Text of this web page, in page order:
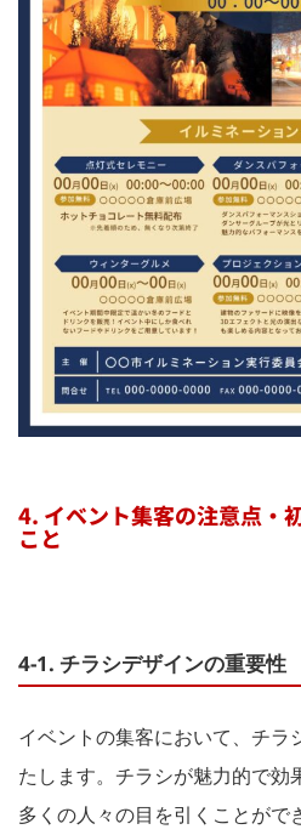
4. イベント集客の注意点・
こと
4-1. チラシデザインの重要性
イベントの集客において、チラ
たします。チラシが魅力的で効
多くの人々の目を引くことがで